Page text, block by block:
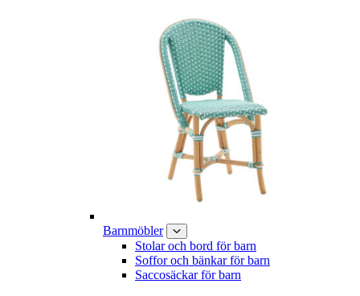
Barnmöbler
Stolar och bord för barn
Soffor och bänkar för barn
Saccosäckar för barn